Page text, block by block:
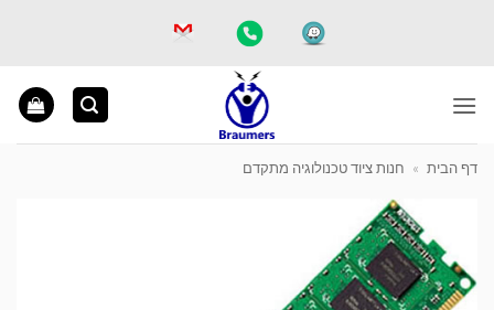
דף הבית » חנות ציוד טכנולוגיה מתקדם